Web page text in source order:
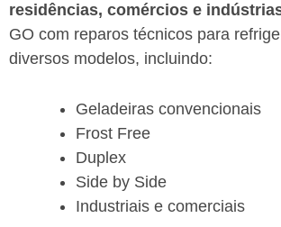
residências, comércios e
GO com reparos técnicos para
diversos modelos, incluindo:
Geladeiras convencionais
Frost Free
Duplex
Side by Side
Industriais e comerciais